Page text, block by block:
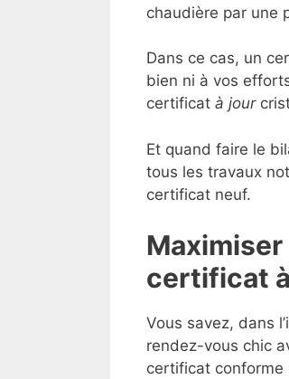
chaudière par une
Dans ce cas, un
bien ni à vos
certificat à jour
Et quand faire le
tous les travaux
certificat neuf.
certificat
Vous savez, dans
rendez-vous chic
certificat conforme